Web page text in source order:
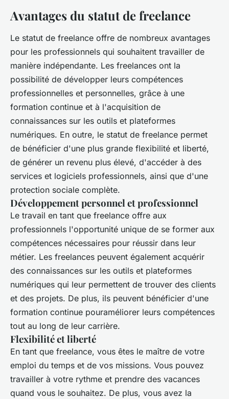
Avantages du statut de freelance
Le statut de freelance offre de nombreux avantages
pour les professionnels qui souhaitent travailler de
manière indépendante. Les freelances ont la
possibilité de développer leurs compétences
professionnelles et personnelles, grâce à une
formation continue et à l'acquisition de
connaissances sur les outils et plateformes
numériques. En outre, le statut de freelance permet
de bénéficier d'une plus grande flexibilité et liberté,
de générer un revenu plus élevé, d'accéder à des
services et logiciels professionnels, ainsi que d'une
protection sociale complète.
Développement personnel et professionnel
Le travail en tant que freelance offre aux
professionnels l'opportunité unique de se former aux
compétences nécessaires pour réussir dans leur
métier. Les freelances peuvent également acquérir
des connaissances sur les outils et plateformes
numériques qui leur permettent de trouver des clients
et des projets. De plus, ils peuvent bénéficier d'une
formation continue pouraméliorer leurs compétences
tout au long de leur carrière.
Flexibilité et liberté
En tant que freelance, vous êtes le maître de votre
emploi du temps et de vos missions. Vous pouvez
travailler à votre rythme et prendre des vacances
quand vous le souhaitez. De plus, vous avez la